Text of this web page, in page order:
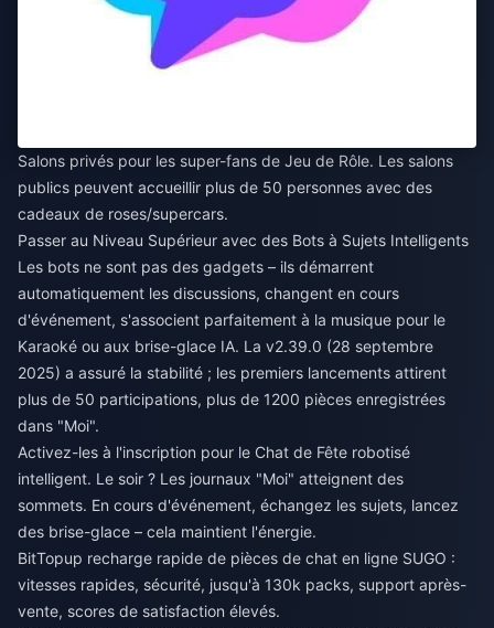
Salons privés pour les super-fans de Jeu de Rôle. Les salons
publics peuvent accueillir plus de 50 personnes avec des
cadeaux de roses/supercars.
Passer au Niveau Supérieur avec des Bots à Sujets Intelligents
Les bots ne sont pas des gadgets – ils démarrent
automatiquement les discussions, changent en cours
d'événement, s'associent parfaitement à la musique pour le
Karaoké ou aux brise-glace IA. La v2.39.0 (28 septembre
2025) a assuré la stabilité ; les premiers lancements attirent
plus de 50 participations, plus de 1200 pièces enregistrées
dans "Moi".
Activez-les à l'inscription pour le Chat de Fête robotisé
intelligent. Le soir ? Les journaux "Moi" atteignent des
sommets. En cours d'événement, échangez les sujets, lancez
des brise-glace – cela maintient l'énergie.
BitTopup recharge rapide de pièces de chat en ligne SUGO :
vitesses rapides, sécurité, jusqu'à 130k packs, support après-
vente, scores de satisfaction élevés.